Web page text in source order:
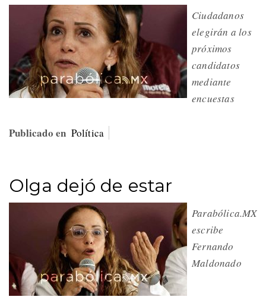
Ciudadanos
elegirán a los
próximos
candidatos
mediante
encuestas
Publicado en Política
Olga dejó de estar
Parabólica.MX
escribe
Fernando
Maldonado